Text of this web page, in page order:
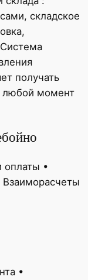
складское
получать
любой момент
оплаты •
Взаиморасчеты
•